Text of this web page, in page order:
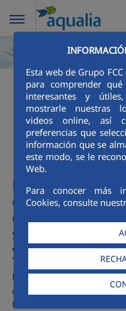
Esta web de Grupo
para comprender
interesantes y
mostrarle nuestras
videos online, así
preferencias que
información que se
este modo, se le
Web.
Para conocer más
Cookies, consulte
Real Decreto-
enero, de
consumidores
situaciones de
y económica
De acuerdo con el Real
enero, de protección
frente a situaciones de